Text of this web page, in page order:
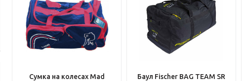
Сумка на колесах Mad
Баул Fischer BAG TEAM SR